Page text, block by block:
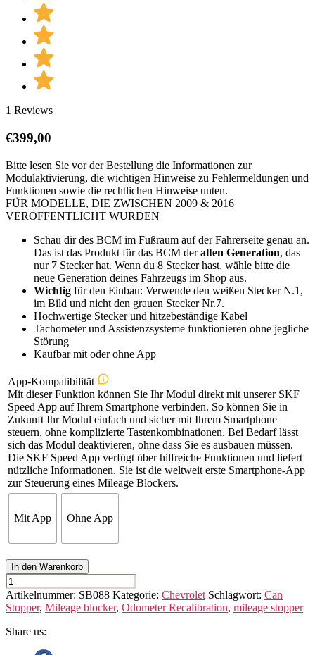
1 Reviews
€399,00
Bitte lesen Sie vor der Bestellung die Informationen zur
Modulaktivierung, die wichtigen Hinweise zu Fehlermeldungen und
Funktionen sowie die rechtlichen Hinweise unten.
FÜR MODELLE, DIE ZWISCHEN 2009 & 2016
VERÖFFENTLICHT WURDEN
Schau dir des BCM im Fußraum auf der Fahrerseite genau an.
Das ist das Produkt für das BCM deralten Generation, das
nur 7 Stecker hat. Wenn du 8 Stecker hast, wähle bitte die
neue Generation deines Fahrzeugs im Shop aus.
Wichtig für den Einbau: Verwende den weißen Stecker N.1,
im Bild und nicht den grauen Stecker Nr.7.
Hochwertige Stecker und hitzebeständige Kabel
Tachometer und Assistenzsysteme funktionieren ohne jegliche
Störung
Kaufbar mit oder ohne App
App-Kompatibilität
Mit dieser Funktion können Sie Ihr Modul direkt mit unserer SKF
Speed App auf Ihrem Smartphone verbinden. So können Sie in
Zukunft Ihr Modul einfach und sicher mit Ihrem Smartphone
steuern, ohne komplizierte Tastenkombinationen. Bei Bedarf lässt
sich das Modul deaktivieren, ohne dass Sie es ausbauen müssen.
Die SKF Speed App verfügt über hilfreiche Funktionen und liefert
nützliche Informationen. Sie ist die weltweit erste Smartphone-App
zur Steuerung eines Mileage Blockers.
Mit App Ohne App
In den Warenkorb
CHEVROLET
CAMARO
(5th
GEN.)
Menge
Artikelnummer: SB088 Kategorie: Chevrolet Schlagwort: Can
Stopper, Mileage blocker, Odometer Recalibration, mileage stopper
Share us: